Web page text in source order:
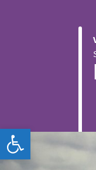
Ouvrir la barre d’outils